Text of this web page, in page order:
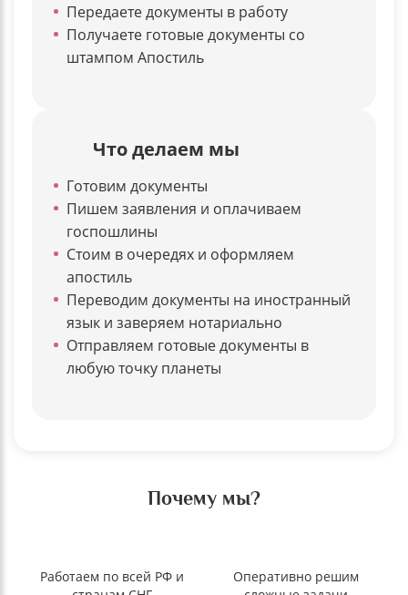
Передаете документы в работу
Получаете готовые документы со
штампом Апостиль
Что делаем мы
Готовим документы
Пишем заявления и оплачиваем
госпошлины
Стоим в очередях и оформляем
апостиль
Переводим документы на иностранный
язык и заверяем нотариально
Отправляем готовые документы в
любую точку планеты
Почему мы?
Работаем по всей РФ и
Оперативно решим